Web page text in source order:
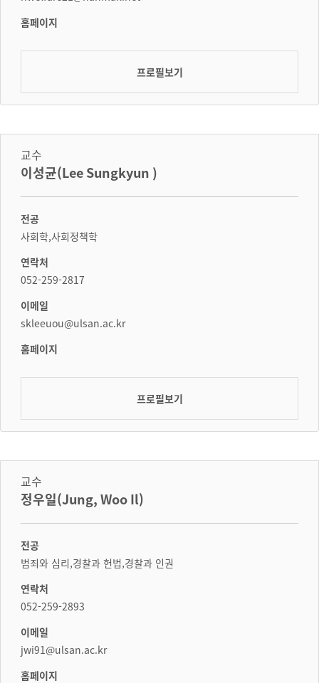
홈페이지
프로필보기
교수
이성균(Lee Sungkyun )
전공
사회학,사회정책학
연락처
052-259-2817
이메일
skleeuou@ulsan.ac.kr
홈페이지
프로필보기
교수
정우일(Jung, Woo Il)
전공
범죄와 심리,경찰과 헌법,경찰과 인권
연락처
052-259-2893
이메일
jwi91@ulsan.ac.kr
홈페이지